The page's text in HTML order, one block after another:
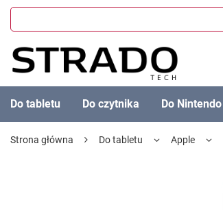
Do tabletu Do czytnika Do Nintendo
Strona główna Do tabletu Apple